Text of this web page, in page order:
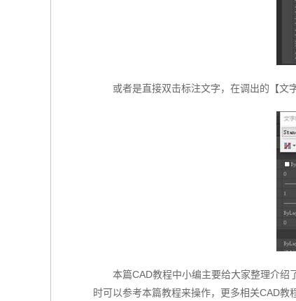
或者是直接双击标注文字，在调出的【文
本篇CAD教程中小编主要给大家整理介绍
时可以参考本篇教程来操作，更多相关CAD教